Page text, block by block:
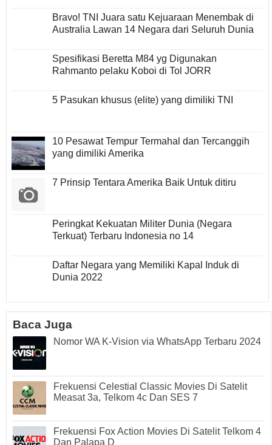
Bravo! TNI Juara satu Kejuaraan Menembak di
Australia Lawan 14 Negara dari Seluruh Dunia
Spesifikasi Beretta M84 yg Digunakan
Rahmanto pelaku Koboi di Tol JORR
5 Pasukan khusus (elite) yang dimiliki TNI
10 Pesawat Tempur Termahal dan Tercanggih
yang dimiliki Amerika
7 Prinsip Tentara Amerika Baik Untuk ditiru
Peringkat Kekuatan Militer Dunia (Negara
Terkuat) Terbaru Indonesia no 14
Daftar Negara yang Memiliki Kapal Induk di
Dunia 2022
Baca Juga
Nomor WA K-Vision via WhatsApp Terbaru 2024
Frekuensi Celestial Classic Movies Di Satelit
Measat 3a, Telkom 4c Dan SES 7
Frekuensi Fox Action Movies Di Satelit Telkom 4
Dan Palapa D